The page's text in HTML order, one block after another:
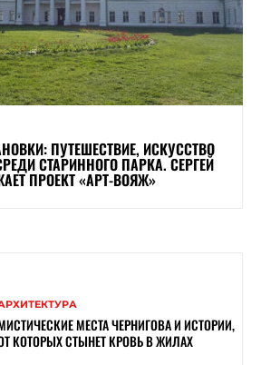
ПУТЕШЕСТВИЕ, ИСКУССТВО
СТАРИННОГО ПАРКА. СЕРГЕЙ
ПРОЕКТ «АРТ-ВОЯЖ»
МЕСТА ЧЕРНИГОВА И ИСТОРИИ,
КОТОРЫХ СТЫНЕТ КРОВЬ В ЖИЛАХ